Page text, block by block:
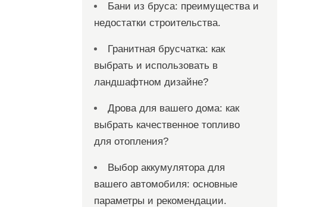
Бани из бруса: преимущества и
недостатки строительства.
Гранитная брусчатка: как
выбрать и использовать в
ландшафтном дизайне?
Дрова для вашего дома: как
выбрать качественное топливо
для отопления?
Выбор аккумулятора для
вашего автомобиля: основные
параметры и рекомендации.